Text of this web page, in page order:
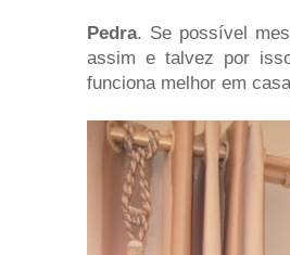
Pedra. Se possível
assim e talvez por
funciona melhor em